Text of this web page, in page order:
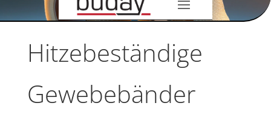
Hitzebeständige
Gewebebänder